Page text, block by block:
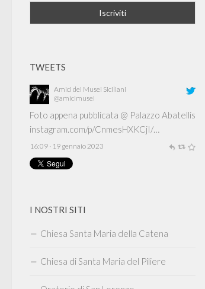
TWEETS
@amicimusei
Foto appena pubblicata @ Palazzo Abatellis
instagram.com/p/CnmesHXKCjI/…
I NOSTRI SITI
Chiesa Santa Maria della Catena
Chiesa di Santa Maria del Piliere